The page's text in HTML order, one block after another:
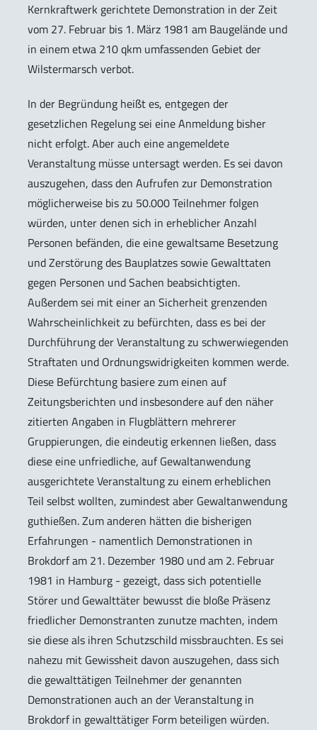
Kernkraftwerk gerichtete Demonstration in der Zeit
vom 27. Februar bis 1. März 1981 am Baugelände und
in einem etwa 210 qkm umfassenden Gebiet der
Wilstermarsch verbot.
In der Begründung heißt es, entgegen der
gesetzlichen Regelung sei eine Anmeldung bisher
nicht erfolgt. Aber auch eine angemeldete
Veranstaltung müsse untersagt werden. Es sei davon
auszugehen, dass den Aufrufen zur Demonstration
möglicherweise bis zu 50.000 Teilnehmer folgen
würden, unter denen sich in erheblicher Anzahl
Personen befänden, die eine gewaltsame Besetzung
und Zerstörung des Bauplatzes sowie Gewalttaten
gegen Personen und Sachen beabsichtigten.
Außerdem sei mit einer an Sicherheit grenzenden
Wahrscheinlichkeit zu befürchten, dass es bei der
Durchführung der Veranstaltung zu schwerwiegenden
Straftaten und Ordnungswidrigkeiten kommen werde.
Diese Befürchtung basiere zum einen auf
Zeitungsberichten und insbesondere auf den näher
zitierten Angaben in Flugblättern mehrerer
Gruppierungen, die eindeutig erkennen ließen, dass
diese eine unfriedliche, auf Gewaltanwendung
ausgerichtete Veranstaltung zu einem erheblichen
Teil selbst wollten, zumindest aber Gewaltanwendung
guthießen. Zum anderen hätten die bisherigen
Erfahrungen - namentlich Demonstrationen in
Brokdorf am 21. Dezember 1980 und am 2. Februar
1981 in Hamburg - gezeigt, dass sich potentielle
Störer und Gewalttäter bewusst die bloße Präsenz
friedlicher Demonstranten zunutze machten, indem
sie diese als ihren Schutzschild missbrauchten. Es sei
nahezu mit Gewissheit davon auszugehen, dass sich
die gewalttätigen Teilnehmer der genannten
Demonstrationen auch an der Veranstaltung in
Brokdorf in gewalttätiger Form beteiligen würden.